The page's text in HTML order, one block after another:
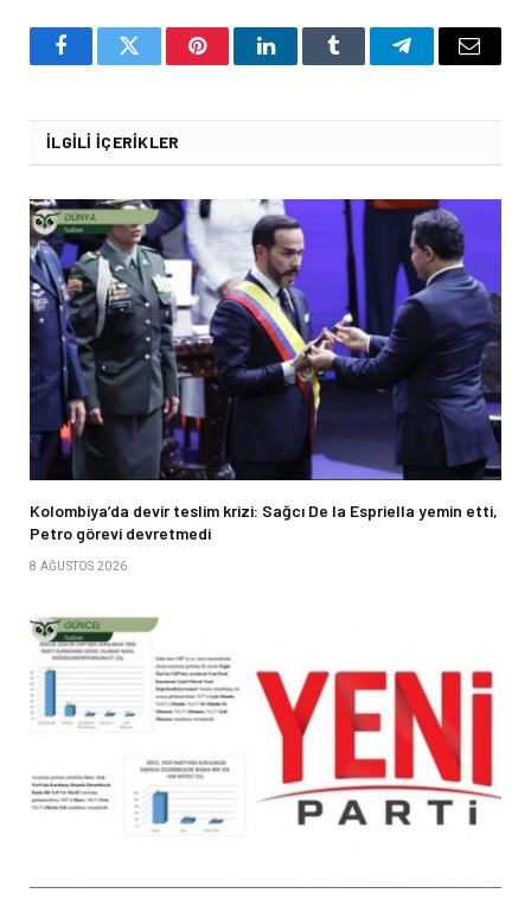
FacebookTwitter PinterestLinkedInTumblr TelegramEmail
İLGILI İÇERIKLER
Kolombiya’da devir teslim krizi: Sağcı De la Espriella yemin etti,
Petro görevi devretmedi
8 AĞUSTOS 2026